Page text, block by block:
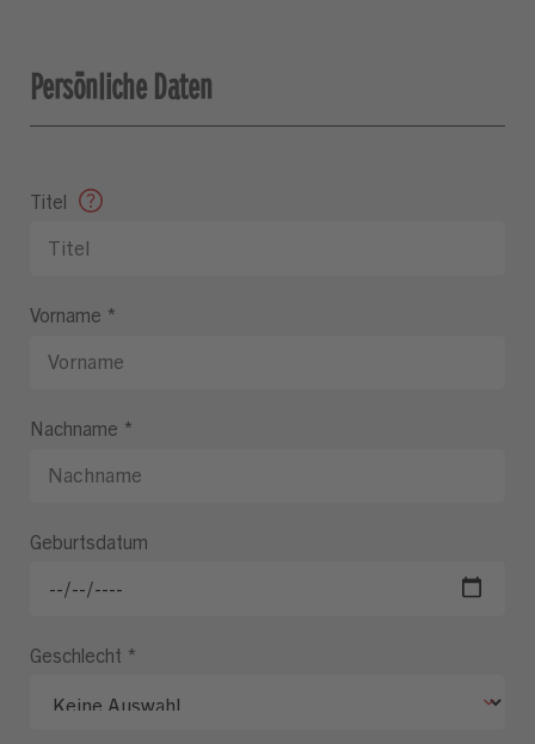
Persönliche Daten
Titel
Vorname *
Nachname *
Geburtsdatum
Geschlecht *